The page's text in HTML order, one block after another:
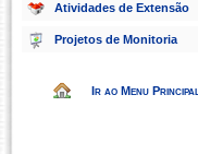
Atividades de Extensão
Projetos de Monitoria
Ir ao Menu Principal